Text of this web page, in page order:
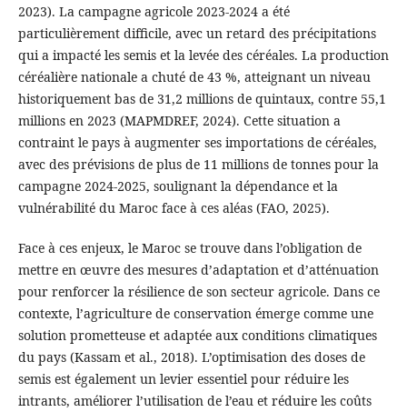
2023). La campagne agricole 2023-2024 a été
particulièrement difficile, avec un retard des précipitations
qui a impacté les semis et la levée des céréales. La production
céréalière nationale a chuté de 43 %, atteignant un niveau
historiquement bas de 31,2 millions de quintaux, contre 55,1
millions en 2023 (MAPMDREF, 2024). Cette situation a
contraint le pays à augmenter ses importations de céréales,
avec des prévisions de plus de 11 millions de tonnes pour la
campagne 2024-2025, soulignant la dépendance et la
vulnérabilité du Maroc face à ces aléas (FAO, 2025).
Face à ces enjeux, le Maroc se trouve dans l’obligation de
mettre en œuvre des mesures d’adaptation et d’atténuation
pour renforcer la résilience de son secteur agricole. Dans ce
contexte, l’agriculture de conservation émerge comme une
solution prometteuse et adaptée aux conditions climatiques
du pays (Kassam et al., 2018). L’optimisation des doses de
semis est également un levier essentiel pour réduire les
intrants, améliorer l’utilisation de l’eau et réduire les coûts